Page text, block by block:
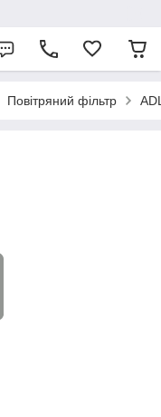
Повітряний фільтр